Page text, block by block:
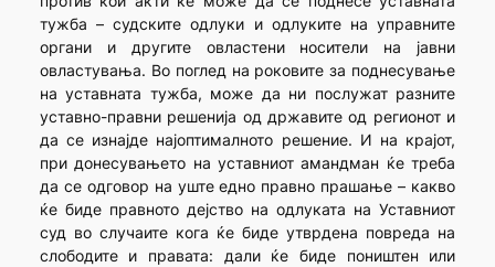
тужба – судските одлуки и одлуките на управните
органи и другите овластени носители на јавни
овластувања. Во поглед на роковите за поднесување
на уставната тужба, може да ни послужат разните
уставно-правни решенија од државите од регионот и
да се изнајде најоптималното решение. И на крајот,
при донесувањето на уставниот амандман ќе треба
да се одговор на уште едно правно прашање – какво
ќе биде правното дејство на одлуката на Уставниот
суд во случаите кога ќе биде утврдена повреда на
слободите и правата: дали ќе биде поништен или